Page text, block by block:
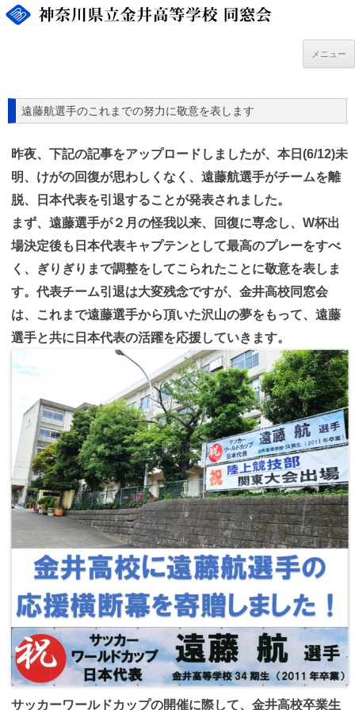
ン
メニュー
遠藤航選手のこれまでの努力に敬意を表します
昨夜、下記の記事をアップロードしましたが、本日(6/12)未
明、けがの回復が思わしくなく、遠藤航選手がチームを離
脱、日本代表を引退することが発表されました。
まず、遠藤選手が２月の怪我以来、回復に専念し、W杯出
場決定後も日本代表キャプテンとして最高のプレーをすべ
く、ぎりぎりまで調整をしてこられたことに敬意を表しま
す。代表チーム引退は大変残念ですが、金井高校同窓会
は、これまで遠藤選手から頂いた沢山の夢をもって、遠藤
選手と共に日本代表の活躍を応援していきます。
サッカーワールドカップの開催に際して、金井高校卒業生